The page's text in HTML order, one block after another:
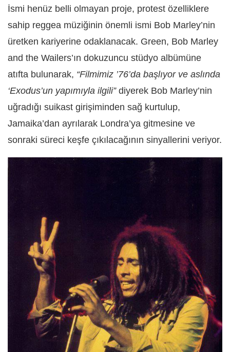
İsmi henüz belli olmayan proje, protest özelliklere
sahip reggea müziğinin önemli ismi Bob Marley’nin
üretken kariyerine odaklanacak. Green, Bob Marley
and the Wailers’ın dokuzuncu stüdyo albümüne
atıfta bulunarak, “Filmimiz ’76’da başlıyor ve aslında
‘Exodus’un yapımıyla ilgili”diyerek Bob Marley’nin
uğradığı suikast girişiminden sağ kurtulup,
Jamaika’dan ayrılarak Londra’ya gitmesine ve
sonraki süreci keşfe çıkılacağının sinyallerini veriyor.